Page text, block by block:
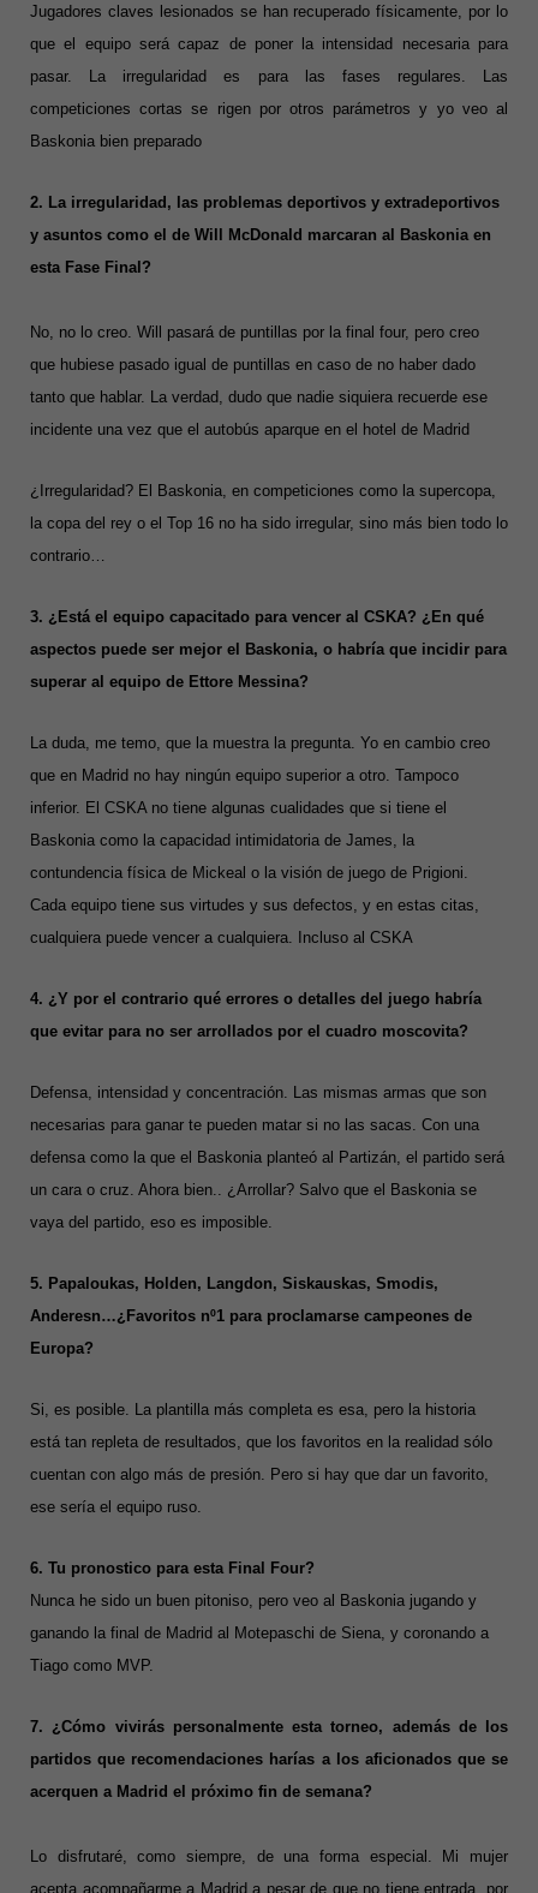
Jugadores claves lesionados se han recuperado físicamente, por lo
que el equipo será capaz de poner la intensidad necesaria para
pasar. La irregularidad es para las fases regulares. Las
competiciones cortas se rigen por otros parámetros y yo veo al
Baskonia bien preparado
2. La irregularidad, las problemas deportivos y extradeportivos
y asuntos como el de Will McDonald marcaran al Baskonia en
esta Fase Final?
No, no lo creo. Will pasará de puntillas por la final four, pero creo
que hubiese pasado igual de puntillas en caso de no haber dado
tanto que hablar. La verdad, dudo que nadie siquiera recuerde ese
incidente una vez que el autobús aparque en el hotel de Madrid
¿Irregularidad? El Baskonia, en competiciones como la supercopa,
la copa del rey o el Top 16 no ha sido irregular, sino más bien todo lo
contrario…
3. ¿Está el equipo capacitado para vencer al CSKA? ¿En qué
aspectos puede ser mejor el Baskonia, o habría que incidir para
superar al equipo de Ettore Messina?
La duda, me temo, que la muestra la pregunta. Yo en cambio creo
que en Madrid no hay ningún equipo superior a otro. Tampoco
inferior. El CSKA no tiene algunas cualidades que si tiene el
Baskonia como la capacidad intimidatoria de James, la
contundencia física de Mickeal o la visión de juego de Prigioni.
Cada equipo tiene sus virtudes y sus defectos, y en estas citas,
cualquiera puede vencer a cualquiera. Incluso al CSKA
4. ¿Y por el contrario qué errores o detalles del juego habría
que evitar para no ser arrollados por el cuadro moscovita?
Defensa, intensidad y concentración. Las mismas armas que son
necesarias para ganar te pueden matar si no las sacas. Con una
defensa como la que el Baskonia planteó al Partizán, el partido será
un cara o cruz. Ahora bien.. ¿Arrollar? Salvo que el Baskonia se
vaya del partido, eso es imposible.
5. Papaloukas, Holden, Langdon, Siskauskas, Smodis,
Anderesn…¿Favoritos nº1 para proclamarse campeones de
Europa?
Si, es posible. La plantilla más completa es esa, pero la historia
está tan repleta de resultados, que los favoritos en la realidad sólo
cuentan con algo más de presión. Pero si hay que dar un favorito,
ese sería el equipo ruso.
6. Tu pronostico para esta Final Four?
Nunca he sido un buen pitoniso, pero veo al Baskonia jugando y
ganando la final de Madrid al Motepaschi de Siena, y coronando a
Tiago como MVP.
7. ¿Cómo vivirás personalmente esta torneo, además de los
partidos que recomendaciones harías a los aficionados que se
acerquen a Madrid el próximo fin de semana?
Lo disfrutaré, como siempre, de una forma especial. Mi mujer
acepta acompañarme a Madrid a pesar de que no tiene entrada, por